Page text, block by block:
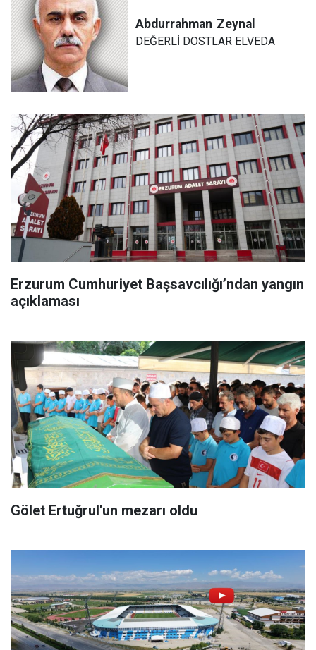
Abdurrahman Zeynal
DEĞERLİ DOSTLAR ELVEDA
Erzurum Cumhuriyet Başsavcılığı’ndan yangın
açıklaması
Gölet Ertuğrul'un mezarı oldu